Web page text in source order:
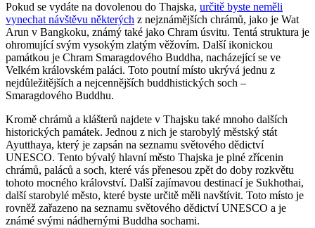
Pokud se vydáte na dovolenou do Thajska, určitě byste neměli
vynechat návštěvu některých z nejznámějších chrámů, jako je Wat
Arun v Bangkoku, známý také jako Chram úsvitu. Tentá struktura je
ohromující svým vysokým zlatým věžovím. Další ikonickou
památkou je Chram Smaragdového Buddha, nacházející se ve
Velkém královském paláci. Toto poutní místo ukrývá jednu z
nejdůležitějších a nejcennějších buddhistických soch –
Smaragdového Buddhu.
Kromě chrámů a klášterů najdete v Thajsku také mnoho dalších
historických památek. Jednou z nich je starobylý městský stát
Ayutthaya, který je zapsán na seznamu světového dědictví
UNESCO. Tento bývalý hlavní město Thajska je plné zřícenin
chrámů, paláců a soch, které vás přenesou zpět do doby rozkvětu
tohoto mocného království. Další zajímavou destinací je Sukhothai,
další starobylé město, které byste určitě měli navštívit. Toto místo je
rovněž zařazeno na seznamu světového dědictví UNESCO a je
známé svými nádhernými Buddha sochami.